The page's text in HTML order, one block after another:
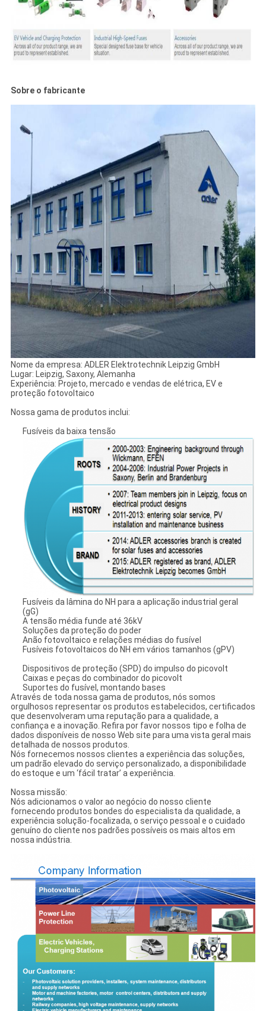
Sobre o fabricante
Nome da empresa: ADLER Elektrotechnik Leipzig GmbH
Lugar: Leipzig, Saxony, Alemanha
Experiência: Projeto, mercado e vendas de elétrica, EV e
proteção fotovoltaico
Nossa gama de produtos inclui:
Fusíveis da baixa tensão
Fusíveis da lâmina do NH para a aplicação industrial geral
(gG)
A tensão média funde até 36kV
Soluções da proteção do poder
Anão fotovoltaico e relações médias do fusível
Fusíveis fotovoltaicos do NH em vários tamanhos (gPV)
Dispositivos de proteção (SPD) do impulso do picovolt
Caixas e peças do combinador do picovolt
Suportes do fusível, montando bases
Através de toda nossa gama de produtos, nós somos
orgulhosos representar os produtos estabelecidos, certificados
que desenvolveram uma reputação para a qualidade, a
confiança e a inovação. Refira por favor nossos tipo e folha de
dados disponíveis de nosso Web site para uma vista geral mais
detalhada de nossos produtos.
Nós fornecemos nossos clientes a experiência das soluções,
um padrão elevado do serviço personalizado, a disponibilidade
do estoque e um ‘fácil tratar’ a experiência.
Nossa missão:
Nós adicionamos o valor ao negócio do nosso cliente
fornecendo produtos bondes do especialista da qualidade, a
experiência solução-focalizada, o serviço pessoal e o cuidado
genuíno do cliente nos padrões possíveis os mais altos em
nossa indústria.